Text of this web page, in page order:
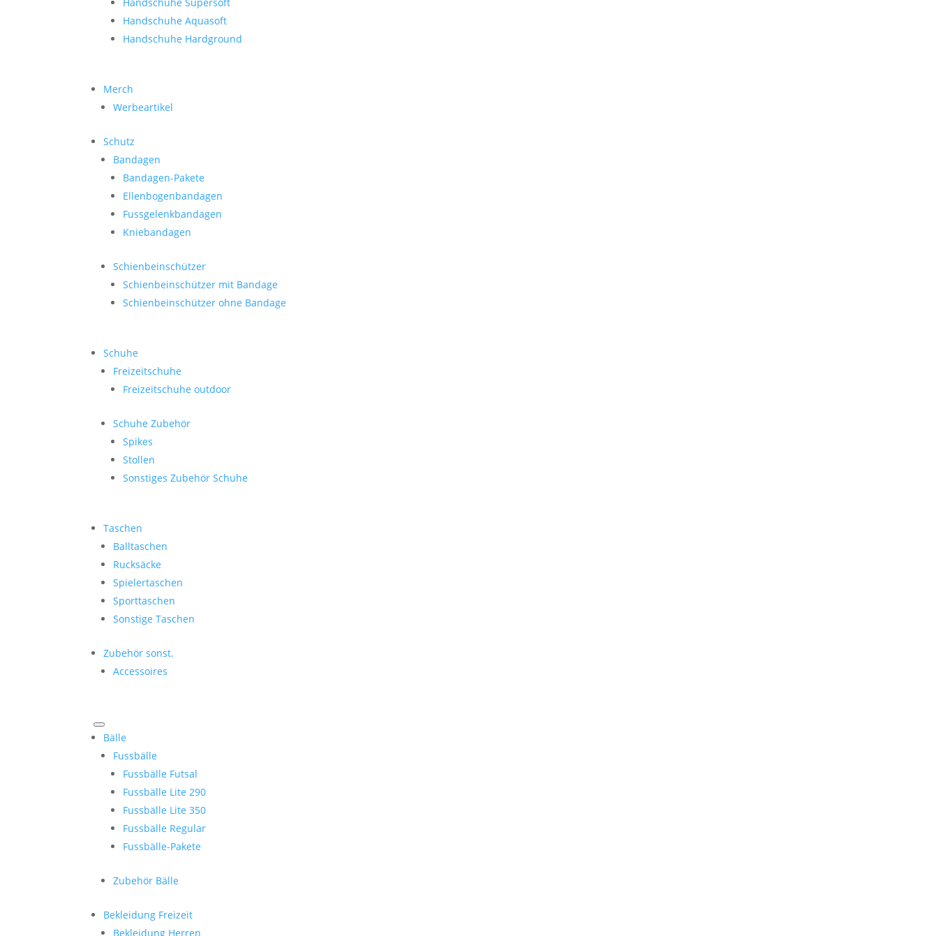
Handschuhe Aquasoft
Handschuhe Hardground
Merch
Werbeartikel
Schutz
Bandagen
Bandagen-Pakete
Ellenbogenbandagen
Fussgelenkbandagen
Kniebandagen
Schienbeinschützer
Schienbeinschützer mit Bandage
Schienbeinschützer ohne Bandage
Schuhe
Freizeitschuhe
Freizeitschuhe outdoor
Schuhe Zubehör
Spikes
Stollen
Sonstiges Zubehör Schuhe
Taschen
Balltaschen
Rucksäcke
Spielertaschen
Sporttaschen
Sonstige Taschen
Zubehör sonst.
Accessoires
Bälle
Fussbälle
Fussbälle Futsal
Fussbälle Lite 290
Fussbälle Lite 350
Fussbälle Regular
Fussbälle-Pakete
Zubehör Bälle
Bekleidung Freizeit
Bekleidung Herren